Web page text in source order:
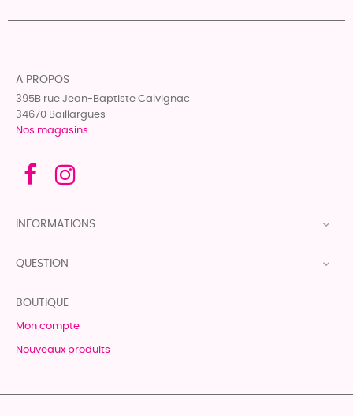
A PROPOS
395B rue Jean-Baptiste Calvignac
34670 Baillargues
Nos magasins
INFORMATIONS 
QUESTION 
BOUTIQUE
Mon compte
Nouveaux produits